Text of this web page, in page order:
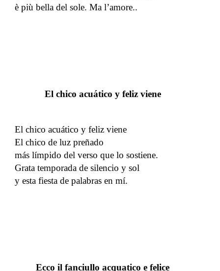
è più bella del sole. Ma l’amore..
El chico acuático y feliz viene
El chico acuático y feliz viene
El chico de luz preñado
más límpido del verso que lo sostiene.
Grata temporada de silencio y sol
y esta fiesta de palabras en mí.
Ecco il fanciullo acquatico e felice